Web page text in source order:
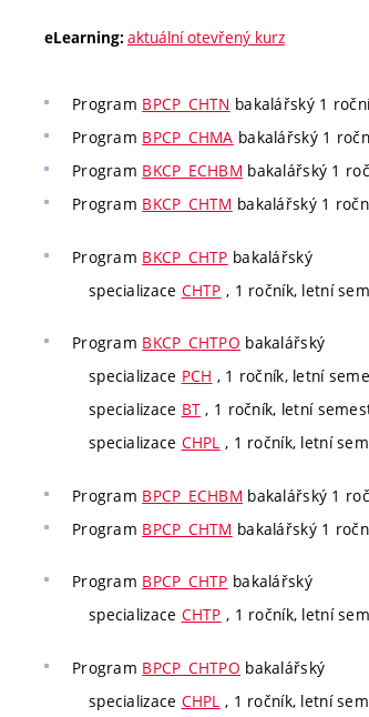
eLearning: aktuální otevřený kurz
Program BPCP_CHTN bakalářský 1
Program BPCP_CHMA bakalářský 1
Program BKCP_ECHBM bakalářský 1
Program BKCP_CHTM bakalářský 1
Program BKCP_CHTP bakalářský
specializace CHTP , 1 ročník, letní
Program BKCP_CHTPO bakalářský
specializace PCH , 1 ročník, letní
specializace BT , 1 ročník, letní
specializace CHPL , 1 ročník, letní
Program BPCP_ECHBM bakalářský 1
Program BPCP_CHTM bakalářský 1
Program BPCP_CHTP bakalářský
specializace CHTP , 1 ročník, letní
Program BPCP_CHTPO bakalářský
specializace CHPL , 1 ročník, letní